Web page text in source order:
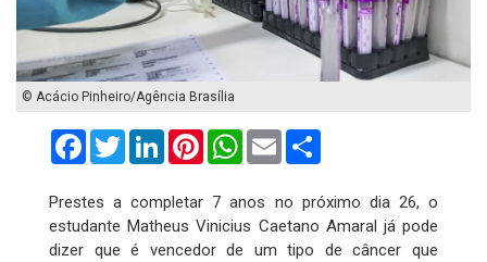
© Acácio Pinheiro/Agência Brasília
FacebookTwitterLinkedInPinterestWhatsApp
Email
Prestes a completar 7 anos no próximo dia 26, o
estudante Matheus Vinicius Caetano Amaral já pode
dizer que é vencedor de um tipo de câncer que